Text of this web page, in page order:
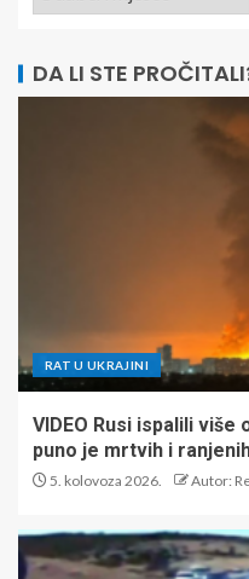
DA LI STE
RAT U UKRAJINI
VIDEO Rusi ispalili više
puno je mrtvih i
5. kolovoza 2026. Autor: